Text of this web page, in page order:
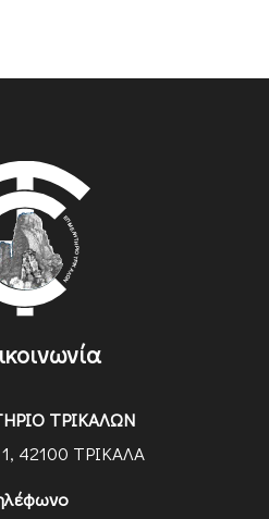
ΤΡΙΚΑΛΩΝ
42100 ΤΡΙΚΑΛΑ